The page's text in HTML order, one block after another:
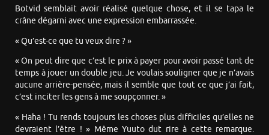
Botvid semblait avoir réalisé quelque chose, et il se tapa le
crâne dégarni avec une expression embarrassée.
« Qu’est-ce que tu veux dire ? »
« On peut dire que c’est le prix à payer pour avoir passé tant de
temps à jouer un double jeu. Je voulais souligner que je n’avais
aucune arrière-pensée, mais il semble que tout ce que j’ai fait,
c’est inciter les gens à me soupçonner. »
« Haha ! Tu rends toujours les choses plus difficiles qu’elles ne
devraient l’être ! » Même Yuuto dut rire à cette remarque.